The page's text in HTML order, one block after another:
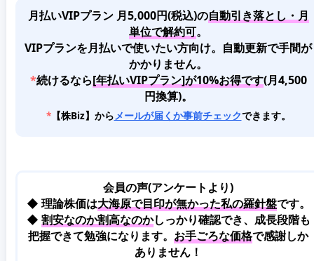
月払いVIPプラン 月5,000円(税込)の自動引き落とし・月
単位で解約可。
VIPプランを月払いで使いたい方向け。自動更新で手間が
かかりません。
*続けるなら[年払いVIPプラン]が10%お得です(月4,500
円換算)。
*【株Biz】からメールが届くか事前チェックできます。
会員の声(アンケートより)
◆ 理論株価は大海原で目印が無かった私の羅針盤です。
◆ 割安なのか割高なのかしっかり確認でき、成長段階も
把握できて勉強になります。 お手ごろな価格で感謝しか
ありません！